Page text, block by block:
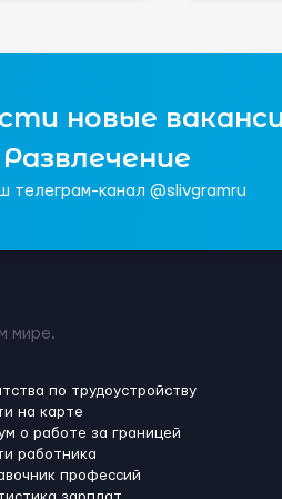
новые
телеграм-канал @slivgramru
мире.
по трудоустройству
на карте
о работе за границей
работника
профессий